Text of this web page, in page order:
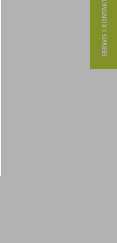
SERWIS I KONTAKT